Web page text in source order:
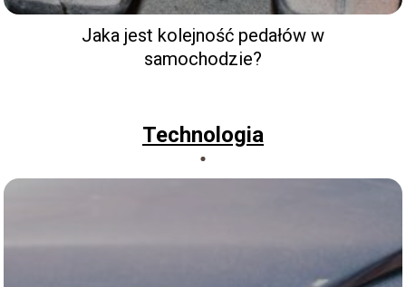
Jaka jest kolejność pedałów w
samochodzie?
Technologia